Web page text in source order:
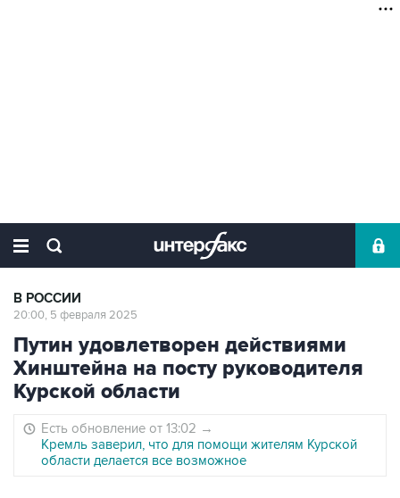
В РОССИИ
20:00, 5 февраля 2025
Путин удовлетворен действиями
Хинштейна на посту руководителя
Курской области
Есть обновление от 13:02 →
Кремль заверил, что для помощи жителям Курской
области делается все возможное